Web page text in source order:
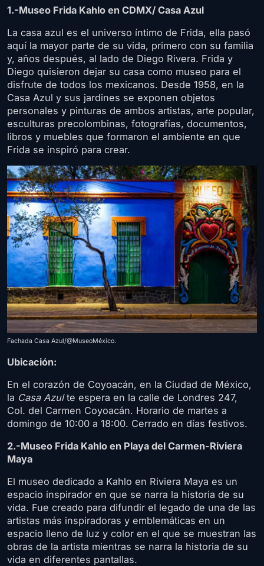
1.-Museo Frida Kahlo en CDMX/ Casa Azul
La casa azul es el universo íntimo de Frida, ella pasó
aquí la mayor parte de su vida, primero con su familia
y, años después, al lado de Diego Rivera. Frida y
Diego quisieron dejar su casa como museo para el
disfrute de todos los mexicanos. Desde 1958, en la
Casa Azul y sus jardines se exponen objetos
personales y pinturas de ambos artistas, arte popular,
esculturas precolombinas, fotografías, documentos,
libros y muebles que formaron el ambiente en que
Frida se inspiró para crear.
Fachada Casa Azul/@MuseoMéxico.
Ubicación:
En el corazón de Coyoacán, en la Ciudad de México,
la Casa Azulte espera en la calle de Londres 247,
Col. del Carmen Coyoacán. Horario de martes a
domingo de 10:00 a 18:00. Cerrado en días festivos.
2.-Museo Frida Kahlo en Playa del Carmen-Riviera
Maya
El museo dedicado a Kahlo en Riviera Maya es un
espacio inspirador en que se narra la historia de su
vida. Fue creado para difundir el legado de una de las
artistas más inspiradoras y emblemáticas en un
espacio lleno de luz y color en el que se muestran las
obras de la artista mientras se narra la historia de su
vida en diferentes pantallas.